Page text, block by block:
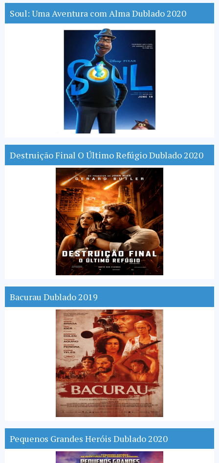
Soul: Uma Aventura com Alma Dublado 2020
Destruição Final O Último Refúgio Dublado 2020
Bacurau Dublado 2019
Pequenos Grandes Heróis Dublado 2020